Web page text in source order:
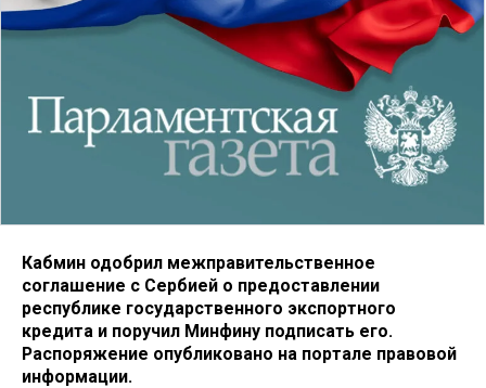
Кабмин одобрил межправительственное
соглашение с Сербией о предоставлении
республике государственного экспортного
кредита и поручил Минфину подписать его.
Распоряжение опубликовано на портале правовой
информации.